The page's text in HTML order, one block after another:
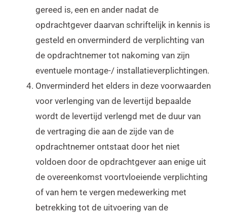
gereed is, een en ander nadat de
opdrachtgever daarvan schriftelijk in kennis is
gesteld en onverminderd de verplichting van
de opdrachtnemer tot nakoming van zijn
eventuele montage-/ installatieverplichtingen.
Onverminderd het elders in deze voorwaarden
voor verlenging van de levertijd bepaalde
wordt de levertijd verlengd met de duur van
de vertraging die aan de zijde van de
opdrachtnemer ontstaat door het niet
voldoen door de opdrachtgever aan enige uit
de overeenkomst voortvloeiende verplichting
of van hem te vergen medewerking met
betrekking tot de uitvoering van de